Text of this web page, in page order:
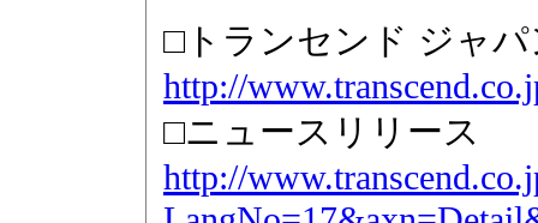
□トランセンド ジャ
http://
□ニュースリリース
http://